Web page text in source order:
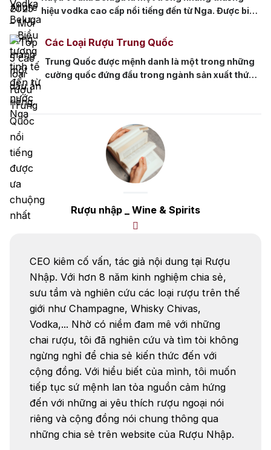
hiệu vodka cao cấp nổi tiếng đến từ Nga. Được biết
mỉ, Rượu Vodka Beluga được làm từ lúa mạch và
nước suối tinh khiết, được chưng cất nhiều lần để
đạt được độ tinh khiết […]
Các Loại Rượu Trung Quốc
Trung Quốc được mệnh danh là một trong những
cường quốc đứng đầu trong ngành sản xuất thức
nhờ chất lượng tuyệt vời. Vậy có Các Loại Rượu
Trung Quốc nào? Cùng Rượu […]
Rượu nhập _ Wine & Spirits
CEO kiêm cố vấn, tác giả nội dung tại Rượu
Nhập. Với hơn 8 năm kinh nghiệm chia sẻ,
sưu tầm và nghiên cứu các loại rượu trên thế
giới như Champagne, Whisky Chivas,
Vodka,... Nhờ có niềm đam mê với những
chai rượu, tôi đã nghiên cứu và tìm tòi không
ngừng nghỉ để chia sẻ kiến thức đến với
cộng đồng. Với hiểu biết của mình, tôi muốn
tiếp tục sứ mệnh lan tỏa nguồn cảm hứng
đến với những ai yêu thích rượu ngoại nói
riêng và cộng đồng nói chung thông qua
những chia sẻ trên website của Rượu Nhập.